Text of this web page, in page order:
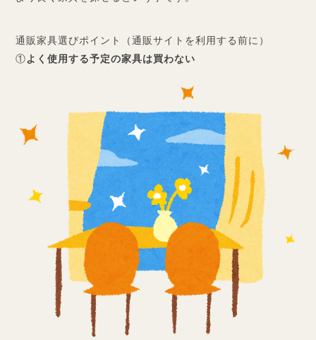
通販家具選びポイント（通販サイトを利用する前に）
①よく使用する予定の家具は買わない